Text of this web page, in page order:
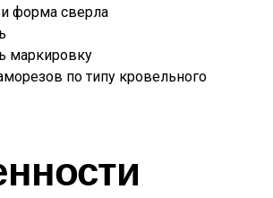
форма сверла
маркировку
по типу кровельного